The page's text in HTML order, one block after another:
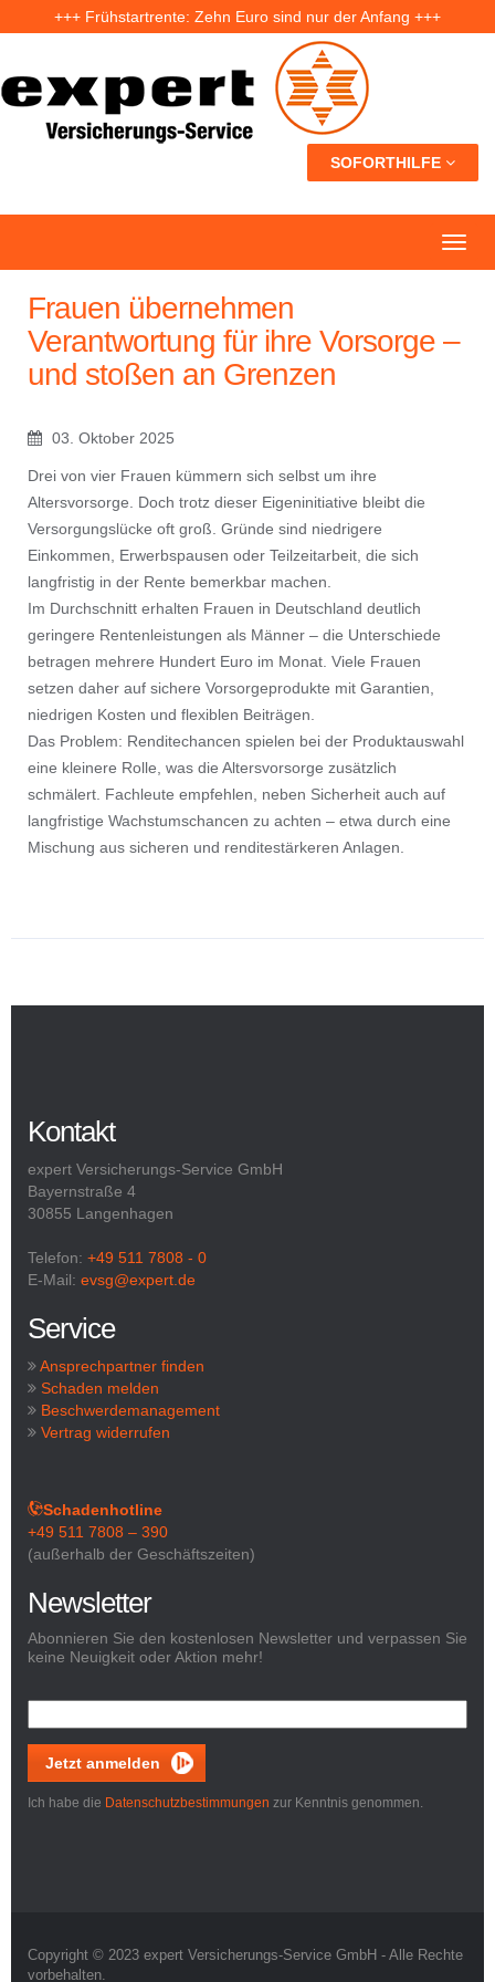
+++ Frühstartrente: Zehn Euro sind nur der Anfang +++
SOFORTHILFE
Frauen übernehmen
Verantwortung für ihre Vorsorge –
und stoßen an Grenzen
03. Oktober 2025
Drei von vier Frauen kümmern sich selbst um ihre
Altersvorsorge. Doch trotz dieser Eigeninitiative bleibt die
Versorgungslücke oft groß. Gründe sind niedrigere
Einkommen, Erwerbspausen oder Teilzeitarbeit, die sich
langfristig in der Rente bemerkbar machen.
Im Durchschnitt erhalten Frauen in Deutschland deutlich
geringere Rentenleistungen als Männer – die Unterschiede
betragen mehrere Hundert Euro im Monat. Viele Frauen
setzen daher auf sichere Vorsorgeprodukte mit Garantien,
niedrigen Kosten und flexiblen Beiträgen.
Das Problem: Renditechancen spielen bei der Produktauswahl
eine kleinere Rolle, was die Altersvorsorge zusätzlich
schmälert. Fachleute empfehlen, neben Sicherheit auch auf
langfristige Wachstumschancen zu achten – etwa durch eine
Mischung aus sicheren und renditestärkeren Anlagen.
Kontakt
expert Versicherungs-Service GmbH
Bayernstraße 4
30855 Langenhagen
Telefon: +49 511 7808 - 0
E-Mail: evsg@expert.de
Service
Ansprechpartner finden
Schaden melden
Beschwerdemanagement
Vertrag widerrufen
Schadenhotline
+49 511 7808 – 390
(außerhalb der Geschäftszeiten)
Newsletter
Abonnieren Sie den kostenlosen Newsletter und verpassen Sie
keine Neuigkeit oder Aktion mehr!
Jetzt anmelden
Ich habe die Datenschutzbestimmungen zur Kenntnis genommen.
Copyright © 2023 expert Versicherungs-Service GmbH - Alle Rechte
vorbehalten.